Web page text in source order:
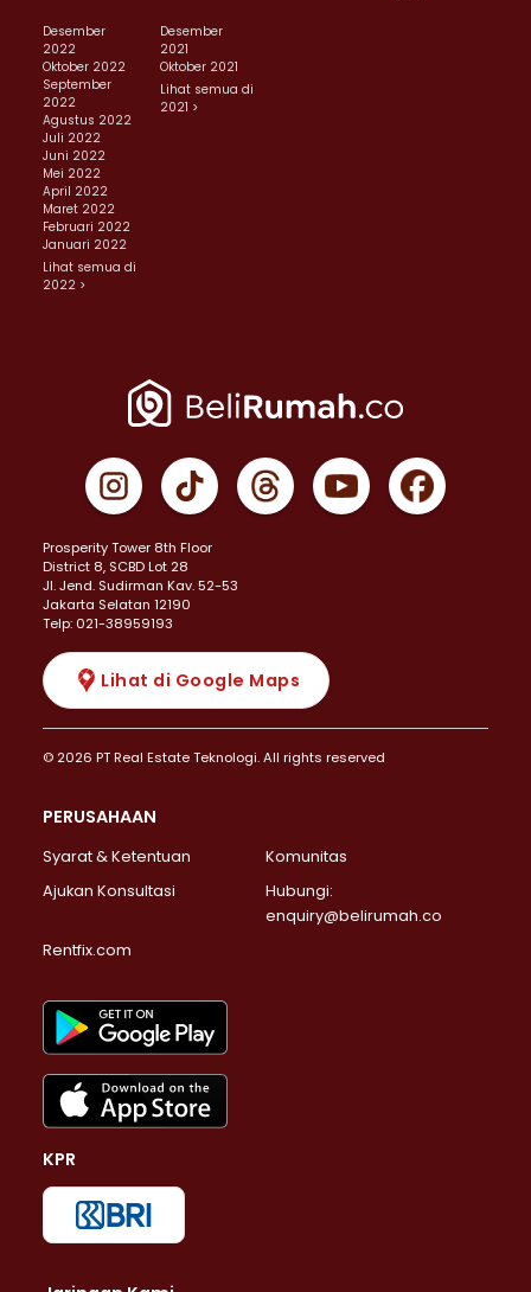
Desember
2022
Oktober 2022
September
2022
Agustus 2022
Juli 2022
Juni 2022
Mei 2022
April 2022
Maret 2022
Februari 2022
Januari 2022
Lihat semua di
2022 >
Desember
2021
Oktober 2021
Lihat semua di
2021 >
Prosperity Tower 8th Floor
District 8, SCBD Lot 28
JI. Jend. Sudirman Kav. 52-53
Jakarta Selatan 12190
Telp: 021-38959193
Lihat di Google Maps
© 2026 PT Real Estate Teknologi. All rights reserved
PERUSAHAAN
Syarat & Ketentuan
Komunitas
Ajukan Konsultasi
Hubungi:
enquiry@belirumah.co
Rentfix.com
KPR